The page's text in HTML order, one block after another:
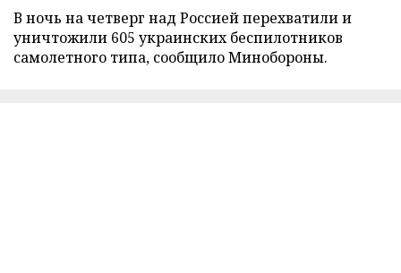
В ночь на четверг над Россией перехватили и
уничтожили 605 украинских беспилотников
самолетного типа, сообщило Минобороны.